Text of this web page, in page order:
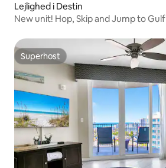
Lejlighed i Destin
New unit! Hop, Skip and Jump to Gulf
Superhost
Superhost